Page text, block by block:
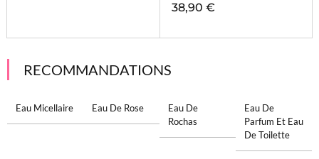
38,90 €
RECOMMANDATIONS
Eau Micellaire Eau De Rose
Eau De
Rochas
Eau De
Parfum Et Eau
De Toilette